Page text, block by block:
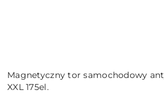
Magnetyczny tor samochodowy
XXL 175el.